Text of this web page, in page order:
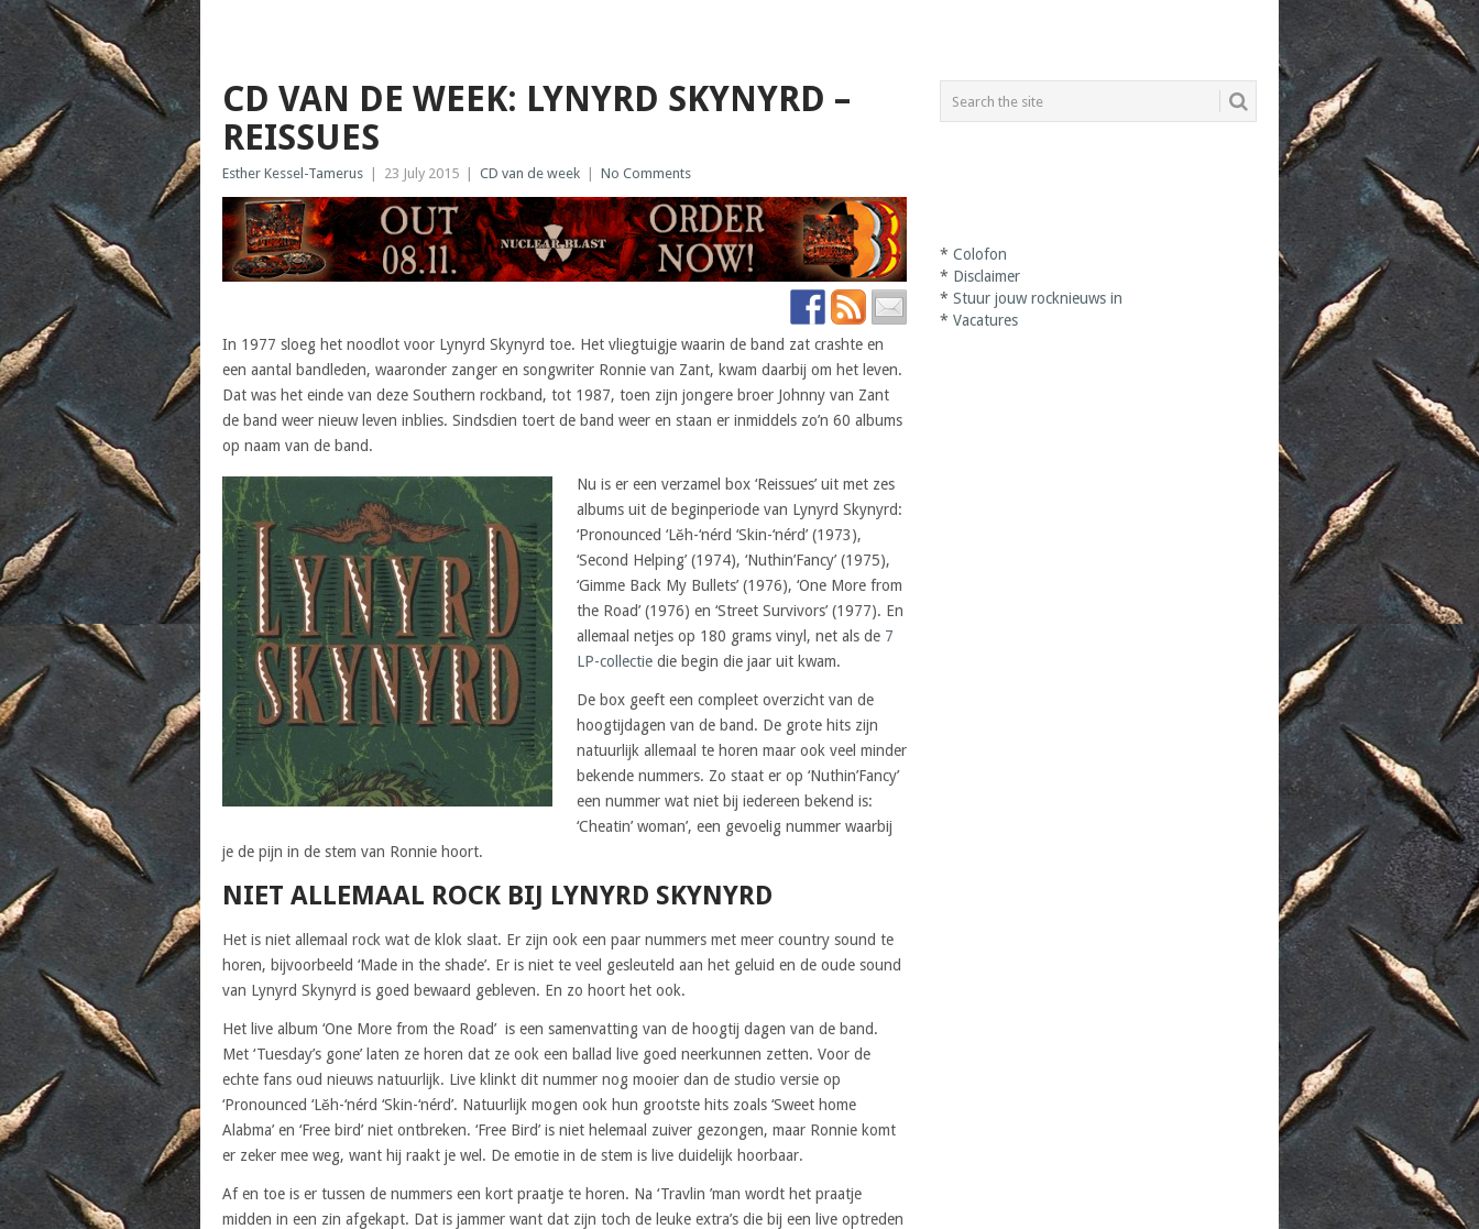
CD VAN DE WEEK: LYNYRD SKYNYRD –
REISSUES
Esther Kessel-Tamerus 23 July 2015 CD van de week No Comments
In 1977 sloeg het noodlot voor Lynyrd Skynyrd toe. Het vliegtuigje waarin de band zat crashte en
een aantal bandleden, waaronder zanger en songwriter Ronnie van Zant, kwam daarbij om het leven.
Dat was het einde van deze Southern rockband, tot 1987, toen zijn jongere broer Johnny van Zant
de band weer nieuw leven inblies. Sindsdien toert de band weer en staan er inmiddels zo’n 60 albums
op naam van de band.
Nu is er een verzamel box ‘Reissues’ uit met zes
albums uit de beginperiode van Lynyrd Skynyrd:
‘Pronounced ‘Lĕh-‘nérd ‘Skin-‘nérd’ (1973),
‘Second Helping’ (1974), ‘Nuthin’Fancy’ (1975),
‘Gimme Back My Bullets’ (1976), ‘One More from
the Road’ (1976) en ‘Street Survivors’ (1977). En
allemaal netjes op 180 grams vinyl, net als de 7
LP-collectiedie begin die jaar uit kwam.
De box geeft een compleet overzicht van de
hoogtijdagen van de band. De grote hits zijn
natuurlijk allemaal te horen maar ook veel minder
bekende nummers. Zo staat er op ‘Nuthin’Fancy’
een nummer wat niet bij iedereen bekend is:
‘Cheatin’ woman’, een gevoelig nummer waarbij
je de pijn in de stem van Ronnie hoort.
NIET ALLEMAAL ROCK BIJ LYNYRD SKYNYRD
Het is niet allemaal rock wat de klok slaat. Er zijn ook een paar nummers met meer country sound te
horen, bijvoorbeeld ‘Made in the shade’. Er is niet te veel gesleuteld aan het geluid en de oude sound
van Lynyrd Skynyrd is goed bewaard gebleven. En zo hoort het ook.
Het live album ‘One More from the Road’ is een samenvatting van de hoogtij dagen van de band.
Met ‘Tuesday’s gone’ laten ze horen dat ze ook een ballad live goed neerkunnen zetten. Voor de
echte fans oud nieuws natuurlijk. Live klinkt dit nummer nog mooier dan de studio versie op
‘Pronounced ‘Lĕh-‘nérd ‘Skin-‘nérd’. Natuurlijk mogen ook hun grootste hits zoals ‘Sweet home
Alabma’ en ‘Free bird’ niet ontbreken. ‘Free Bird’ is niet helemaal zuiver gezongen, maar Ronnie komt
er zeker mee weg, want hij raakt je wel. De emotie in de stem is live duidelijk hoorbaar.
Af en toe is er tussen de nummers een kort praatje te horen. Na ‘Travlin ’man wordt het praatje
midden in een zin afgekapt. Dat is jammer want dat zijn toch de leuke extra’s die bij een live optreden
*Colofon
* Disclaimer
*Stuur jouw rocknieuws in
*Vacatures